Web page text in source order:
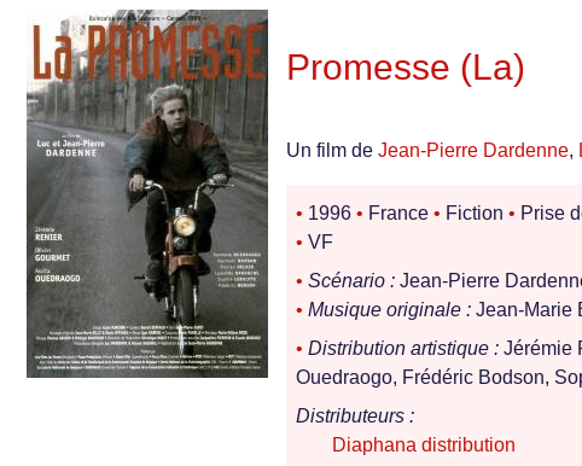
Promesse (La)
Un film de Jean-Pierre Dardenne,
• 1996 • France • Fiction • Prise
• VF
• Scénario : Jean-Pierre
• Musique originale : Jean-Marie
• Distribution artistique : Jérémie
Ouedraogo, Frédéric Bodson,
Distributeurs :
Diaphana distribution